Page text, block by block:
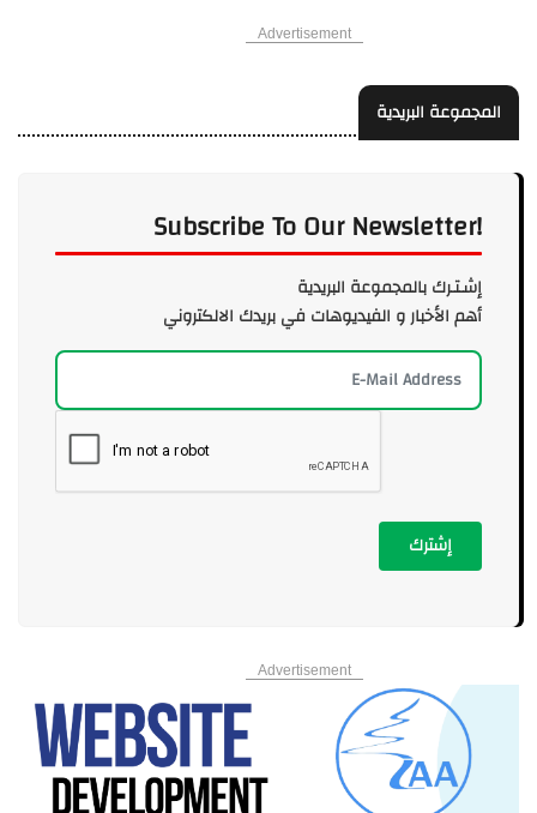
Advertisement
المجموعة البريدية
Subscribe To Our Newsletter!
إشـتـرك بالمجموعة البريدية
أهم الأخبار و الفيديوهات في بريدك الالكتروني
إشترك
Advertisement